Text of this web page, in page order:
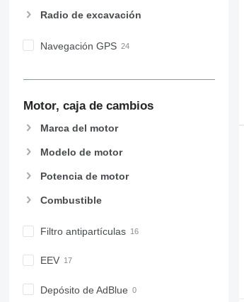
Radio de excavación
Navegación GPS
Motor, caja de cambios
Marca del motor
Modelo de motor
Potencia de motor
Combustible
Filtro antipartículas
EEV
Depósito de AdBlue